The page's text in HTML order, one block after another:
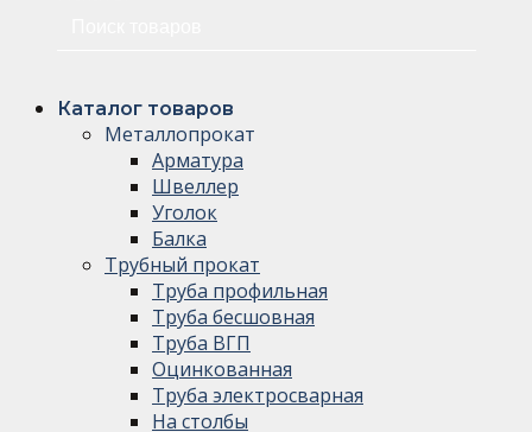
Каталог товаров
Металлопрокат
Арматура
Швеллер
Уголок
Балка
Трубный прокат
Труба профильная
Труба бесшовная
Труба ВГП
Оцинкованная
Труба электросварная
На столбы